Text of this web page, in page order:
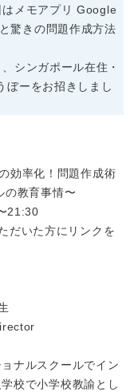
メモアプリ Google
驚きの問題作成方法
シンガポール在住・
ーをお招きしまし
効率化！問題作成術
の教育事情〜
21:30
いた方にリンクを
ナルスクールでイン
校で小学校教諭とし